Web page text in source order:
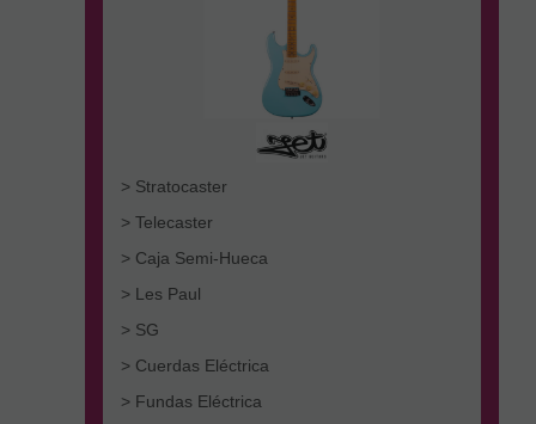
> Stratocaster
> Telecaster
> Caja Semi-Hueca
> Les Paul
> SG
> Cuerdas Eléctrica
> Fundas Eléctrica